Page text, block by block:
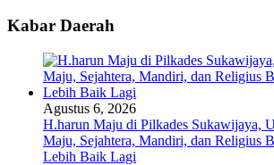
Kabar Daerah
Agustus 6, 2026
H.harun Maju di Pilkades Sukawijaya,
Maju, Sejahtera, Mandiri, dan Religius
Lebih Baik Lagi